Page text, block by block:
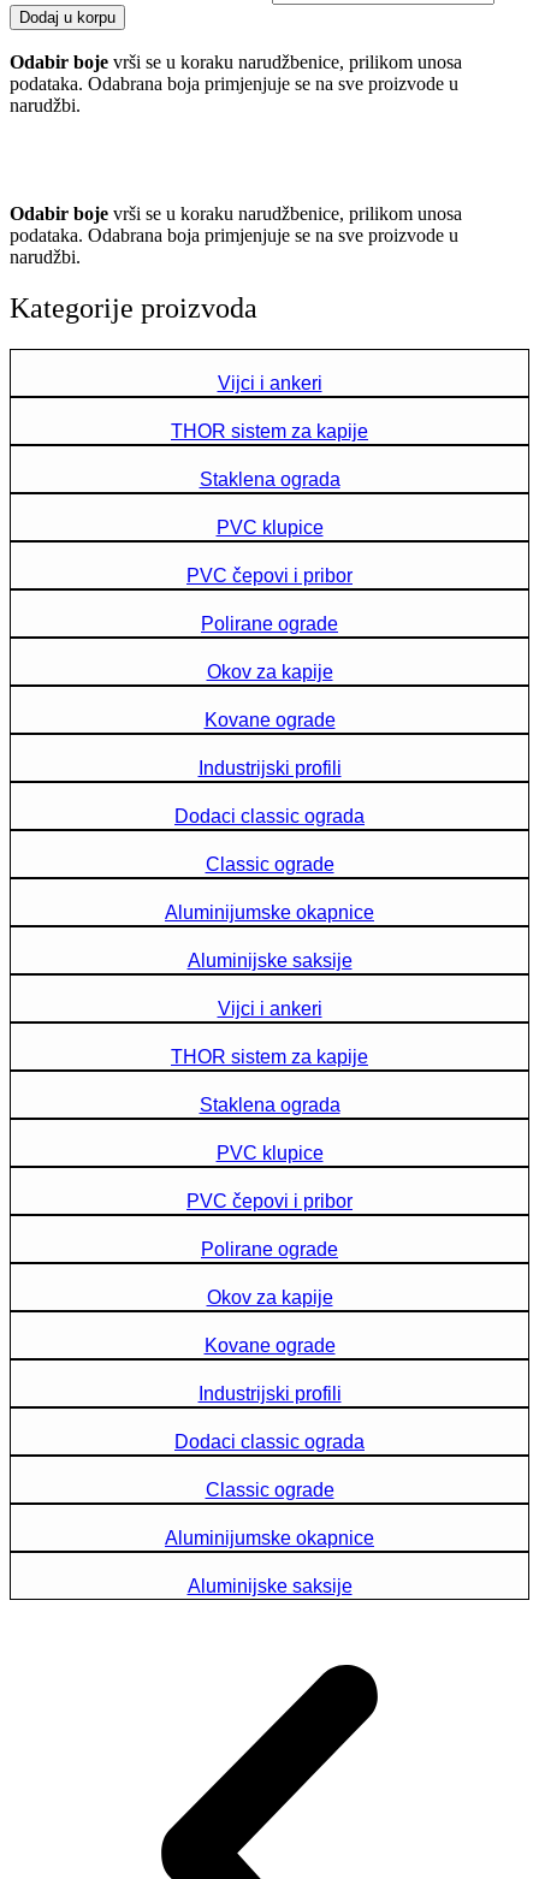
Dodaj u korpu
Odabir boje vrši se u koraku narudžbenice, prilikom unosa
podataka. Odabrana boja primjenjuje se na sve proizvode u
narudžbi.
Odabir boje vrši se u koraku narudžbenice, prilikom unosa
podataka. Odabrana boja primjenjuje se na sve proizvode u
narudžbi.
Kategorije proizvoda
Vijci i ankeri
THOR sistem za kapije
Staklena ograda
PVC klupice
PVC čepovi i pribor
Polirane ograde
Okov za kapije
Kovane ograde
Industrijski profili
Dodaci classic ograda
Classic ograde
Aluminijumske okapnice
Aluminijske saksije
Vijci i ankeri
THOR sistem za kapije
Staklena ograda
PVC klupice
PVC čepovi i pribor
Polirane ograde
Okov za kapije
Kovane ograde
Industrijski profili
Dodaci classic ograda
Classic ograde
Aluminijumske okapnice
Aluminijske saksije